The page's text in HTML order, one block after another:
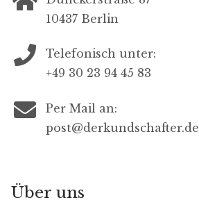
10437 Berlin
Telefonisch unter:
+49 30 23 94 45 83
Per Mail an:
post@derkundschafter.de
Über uns